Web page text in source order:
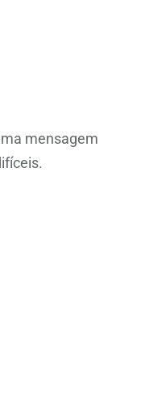
mensagem